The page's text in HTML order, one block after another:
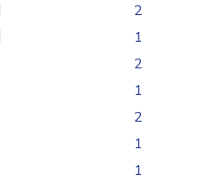
2
1
2
1
2
1
1